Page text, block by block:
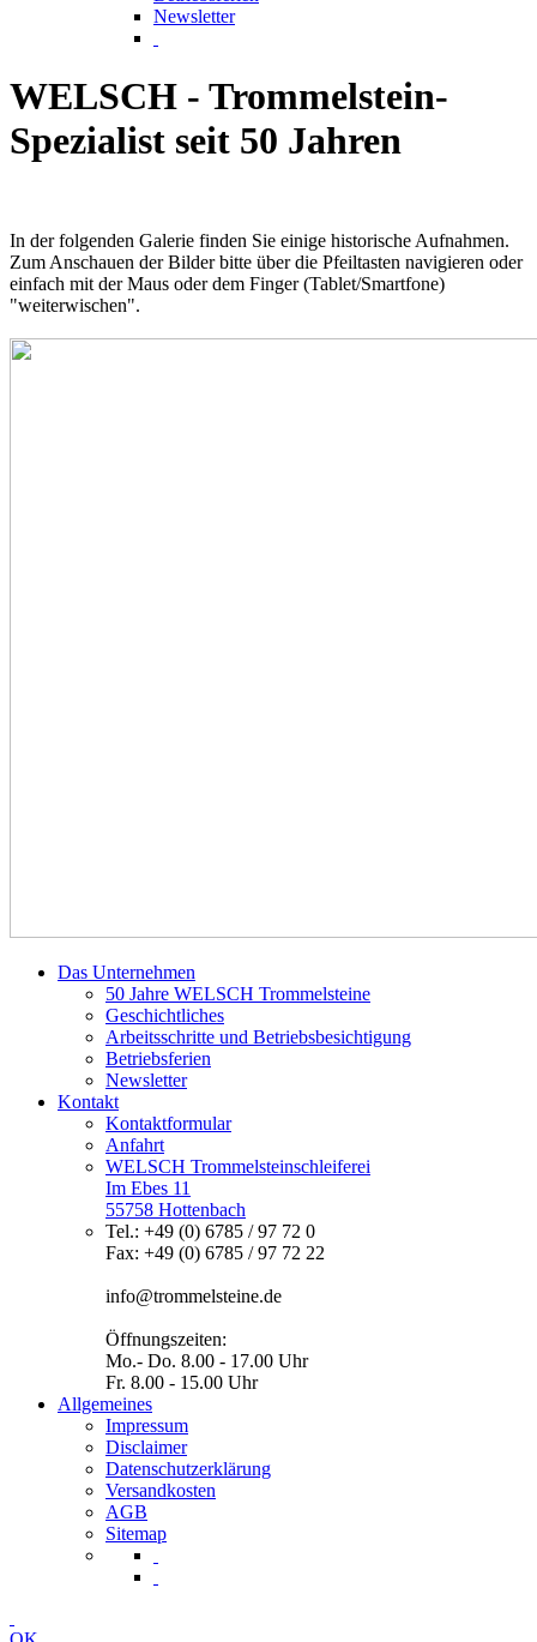
Newsletter
WELSCH - Trommelstein-
Spezialist seit 50 Jahren
In der folgenden Galerie finden Sie einige historische Aufnahmen.
Zum Anschauen der Bilder bitte über die Pfeiltasten navigieren oder
einfach mit der Maus oder dem Finger (Tablet/Smartfone)
"weiterwischen".
Das Unternehmen
50 Jahre WELSCH Trommelsteine
Geschichtliches
Arbeitsschritte und Betriebsbesichtigung
Betriebsferien
Newsletter
Kontakt
Kontaktformular
Anfahrt
WELSCH Trommelsteinschleiferei
Im Ebes 11
55758 Hottenbach
Tel.: +49 (0) 6785 / 97 72 0
Fax: +49 (0) 6785 / 97 72 22
info@trommelsteine.de
Öffnungszeiten:
Mo.- Do. 8.00 - 17.00 Uhr
Fr. 8.00 - 15.00 Uhr
Allgemeines
Impressum
Disclaimer
Datenschutzerklärung
Versandkosten
AGB
Sitemap